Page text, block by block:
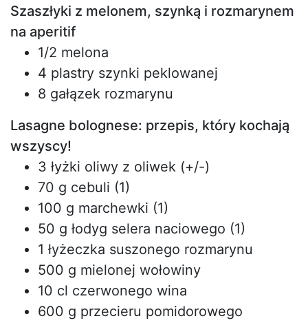
Szaszłyki z melonem, szynką i rozmarynem
na aperitif
1/2 melona
4 plastry szynki peklowanej
8 gałązek rozmarynu
Lasagne bolognese: przepis, który kochają
wszyscy!
3 łyżki oliwy z oliwek (+/-)
70 g cebuli (1)
100 g marchewki (1)
50 g łodyg selera naciowego (1)
1 łyżeczka suszonego rozmarynu
500 g mielonej wołowiny
10 cl czerwonego wina
600 g przecieru pomidorowego